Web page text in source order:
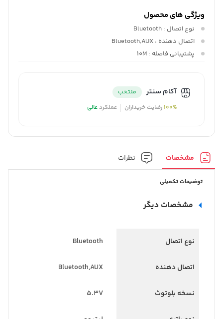
ویژگی های محصول
نوع اتصال : Bluetooth
اتصال دهنده : Bluetooth,AUX
پشتیبانی فاصله : 10M
آکام سنتر
منتخب
100%رضایت خریداران عملکردعالی
مشخصات نظرات
توضیحات تکمیلی
مشخصات دیگر
نوع اتصال Bluetooth
اتصال دهنده Bluetooth,AUX
نسخه بلوتوث 5.3V